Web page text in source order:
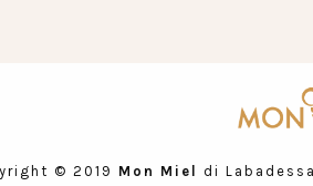
© 2019 Mon Miel di